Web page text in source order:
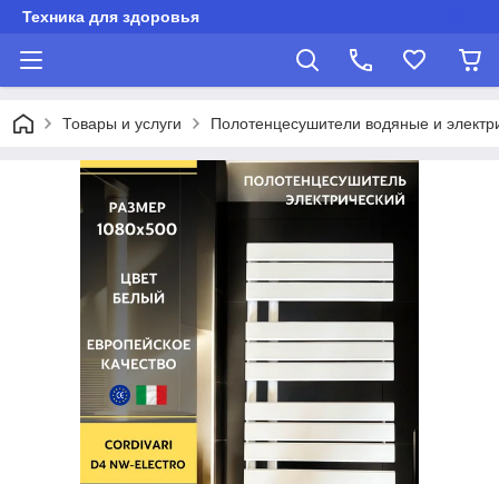
Техника для здоровья
Товары и услуги Полотенцесушители водяные и